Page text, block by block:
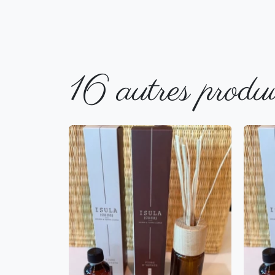
16 autres